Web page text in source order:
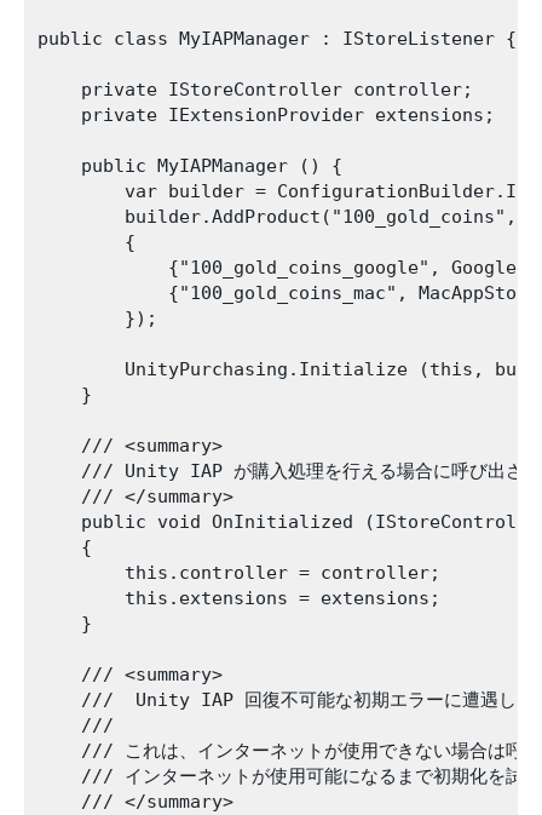
public class MyIAPManager : IStoreListener {
    private IStoreController controller;
    private IExtensionProvider extensions;
    public MyIAPManager () {
var builder =
builder.AddProduct("100_gold_coins",
        {
{"100_gold_coins_google",
{"100_gold_coins_mac",
        });
UnityPurchasing.Initialize (this,
    }
    /// <summary>
/// Unity IAP が購入処理を行える場合に呼び出さ
    /// </summary>
public void OnInitialized
    {
        this.controller = controller;
        this.extensions = extensions;
    }
    /// <summary>
///  Unity IAP 回復不可能な初期エラーに遭遇した
    ///
/// これは、インターネットが使用できない場合は呼
/// インターネットが使用可能になるまで初期化を試
    /// </summary>